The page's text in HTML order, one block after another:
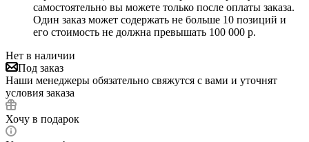
самостоятельно вы можете только после оплаты заказа.
Один заказ может содержать не больше 10 позиций и
его стоимость не должна превышать 100 000 р.
Нет в наличии
Под заказ
Наши менеджеры обязательно свяжутся с вами и уточнят
условия заказа
Хочу в подарок